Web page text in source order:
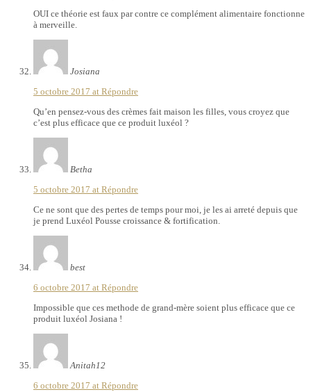
OUI ce théorie est faux par contre ce complément alimentaire fonctionne
à merveille.
Josiana
5 octobre 2017 at Répondre
Qu’en pensez-vous des crèmes fait maison les filles, vous croyez que
c’est plus efficace que ce produit luxéol ?
Betha
5 octobre 2017 at Répondre
Ce ne sont que des pertes de temps pour moi, je les ai arreté depuis que
je prend Luxéol Pousse croissance & fortification.
best
6 octobre 2017 at Répondre
Impossible que ces methode de grand-mère soient plus efficace que ce
produit luxéol Josiana !
Anitah12
6 octobre 2017 at Répondre